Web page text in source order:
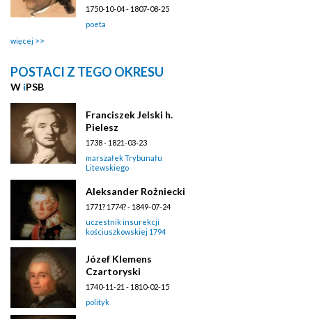
1750-10-04 - 1807-08-25
poeta
więcej
POSTACI Z TEGO OKRESU
W iPSB
Franciszek Jelski h.
Pielesz
1738 - 1821-03-23
marszałek Trybunału
Litewskiego
Aleksander Rożniecki
1771? 1774? - 1849-07-24
uczestnik insurekcji
kościuszkowskiej 1794
Józef Klemens
Czartoryski
1740-11-21 - 1810-02-15
polityk